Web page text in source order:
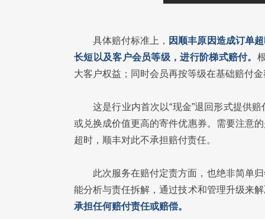
具体赔付标准上， 因顺丰原因造成订单
长短以及客户会员等级，进行阶梯式赔付。
大客户权益；同时会员再按等级在基础赔付
这是行业内首次以“现金”退回形式提供
或兑换成价值更高的寄件优惠券。需要注意
超时，顺丰对此不承担赔付责任。
此次服务在赔付定责方面，也绝非简单
能分析与责任拆解，通过技术和管理升级来
承担任何赔付责任或赔偿。